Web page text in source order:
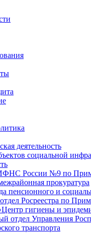
деятельность
социальной
России №9 по
прокуратура
пенсионного и
Росреестра по
гигиены и
отдел Управления
транспорта